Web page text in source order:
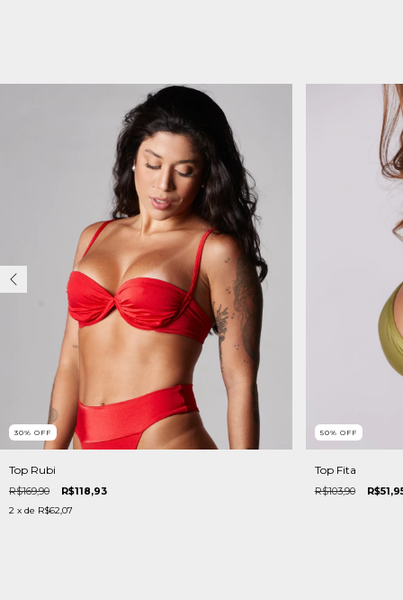
30% OFF
Top Rubi
R$169,90 R$118,93
2 x de R$62,07
50% OFF
Top Fita
R$103,90